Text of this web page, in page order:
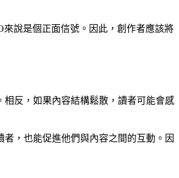
說是個正面信號。因此，創作者應該將
反，如果內容結構鬆散，讀者可能會感
，也能促進他們與內容之間的互動。因